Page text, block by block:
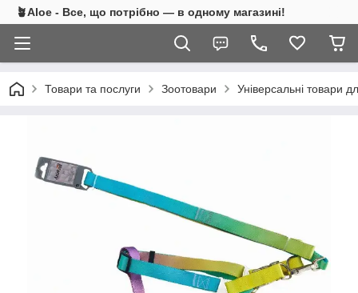
🪴Aloe - Все, що потрібно — в одному магазині!
Товари та послуги Зоотовари Універсальні товари